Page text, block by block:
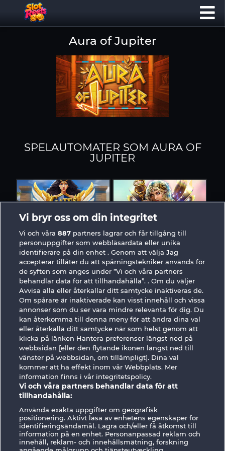
Aura of Jupiter
SPELAUTOMATER SOM AURA OF
JUPITER
Gates Of Ishtar Demi Gods V
The Guardian God: Heimdall's Horn Medusa's Lair
Användarvillkor Sekretesspolicy Avtryck
Om Företaget FAQ Facebook
Skicka in en begäran om att ångra köpet
Vi bryr oss om din integritet
Vi och våra887 partners lagrar och får tillgång till
personuppgifter som webbläsardata eller unika
identifierare på din enhet . Genom att välja Jag
accepterar tillåter du att spårningstekniker används för
de syften som anges under ”Vi och våra partners
behandlar data för att tillhandahålla”. . Om du väljer
Avvisa alla eller återkallar ditt samtycke inaktiveras de.
Om spårare är inaktiverade kan visst innehåll och vissa
annonser som du ser vara mindre relevanta för dig. Du
kan återkomma till denna meny för att ändra dina val
eller återkalla ditt samtycke när som helst genom att
klicka på länken Hantera preferenser längst ned på
webbsidan [eller den flytande ikonen längst ned till
vänster på webbsidan, om tillämpligt]. Dina val
kommer att ha effekt inom vår Webbplats. Mer
information finns i vår integritetspolicy.
Vi och våra partners behandlar data för att
tillhandahålla:
Använda exakta uppgifter om geografisk
positionering. Aktivt läsa av enhetens egenskaper för
identifieringsändamål. Lagra och/eller få åtkomst till
information på en enhet. Personanpassad reklam och
innehåll, reklam- och innehållsmätning, forskning